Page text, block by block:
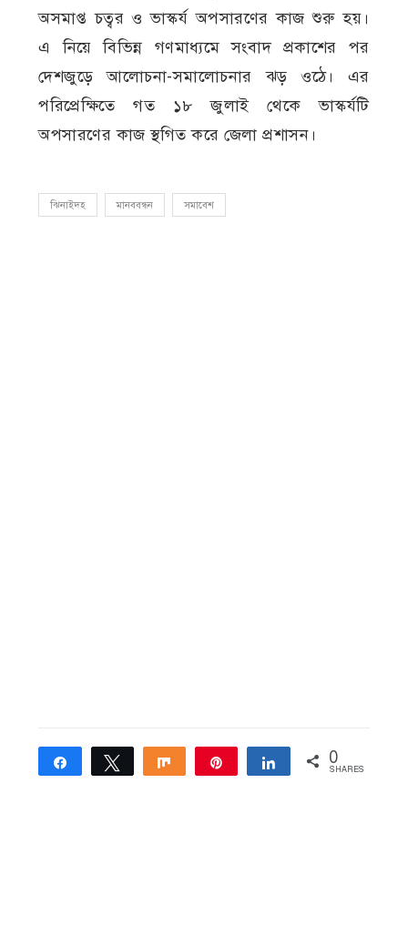
অসমাপ্ত চত্বর ও ভাস্কর্য অপসারণের কাজ শুরু হয়।
এ নিয়ে বিভিন্ন গণমাধ্যমে সংবাদ প্রকাশের পর
দেশজুড়ে আলোচনা-সমালোচনার ঝড় ওঠে। এর
পরিপ্রেক্ষিতে গত ১৮ জুলাই থেকে ভাস্কর্যটি
অপসারণের কাজ স্থগিত করে জেলা প্রশাসন।
ঝিনাইদহ মানববন্ধন সমাবেশ
Share Tweet Share Share 0
SHARES